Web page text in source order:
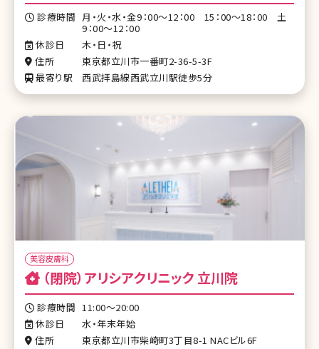
診療時間 月・火・水・金9：00～12：00 15：00～18：00 土
9：00～12：00
休診日
木・日・祝
住所
東京都立川市一番町2-36-5-3F
最寄り駅
西武拝島線西武立川駅徒歩5分
美容皮膚科
（閉院）アリシアクリニック 立川院
診療時間 11:00〜20:00
休診日
水・年末年始
住所
東京都立川市柴崎町3丁目8-1 NACビル6F